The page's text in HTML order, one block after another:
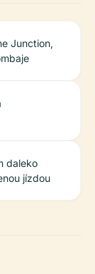
Junction,
daleko
jízdou